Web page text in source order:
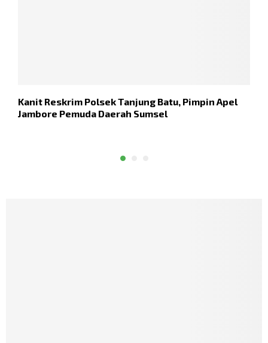
Kanit Reskrim Polsek Tanjung Batu, Pimpin Apel
Jambore Pemuda Daerah Sumsel